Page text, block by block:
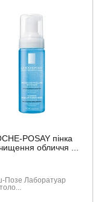
POSAY пінка
обличчя ...
Позе Лаборатуар